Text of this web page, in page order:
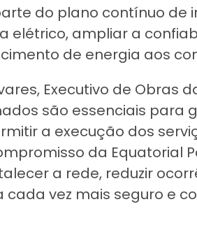
do plano contínuo de
elétrico, ampliar a
de energia aos
Executivo de Obras
são essenciais para
a execução dos
da Equatorial
a rede, reduzir
vez mais seguro e